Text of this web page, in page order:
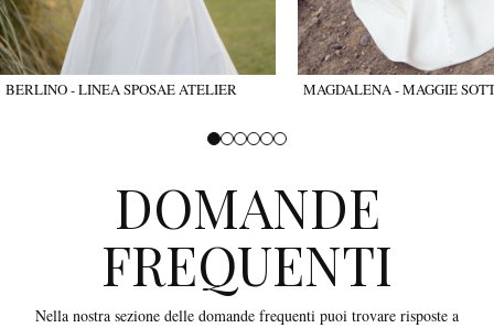
BERLINO - LINEA SPOSAE ATELIER MAGDALENA - MAGGIE
DOMANDE
FREQUENTI
Nella nostra sezione delle domande frequenti puoi trovare risposte a